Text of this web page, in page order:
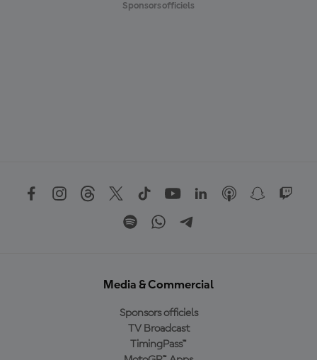
Sponsors officiels
Media & Commercial
Sponsors officiels
TV Broadcast
TimingPass™